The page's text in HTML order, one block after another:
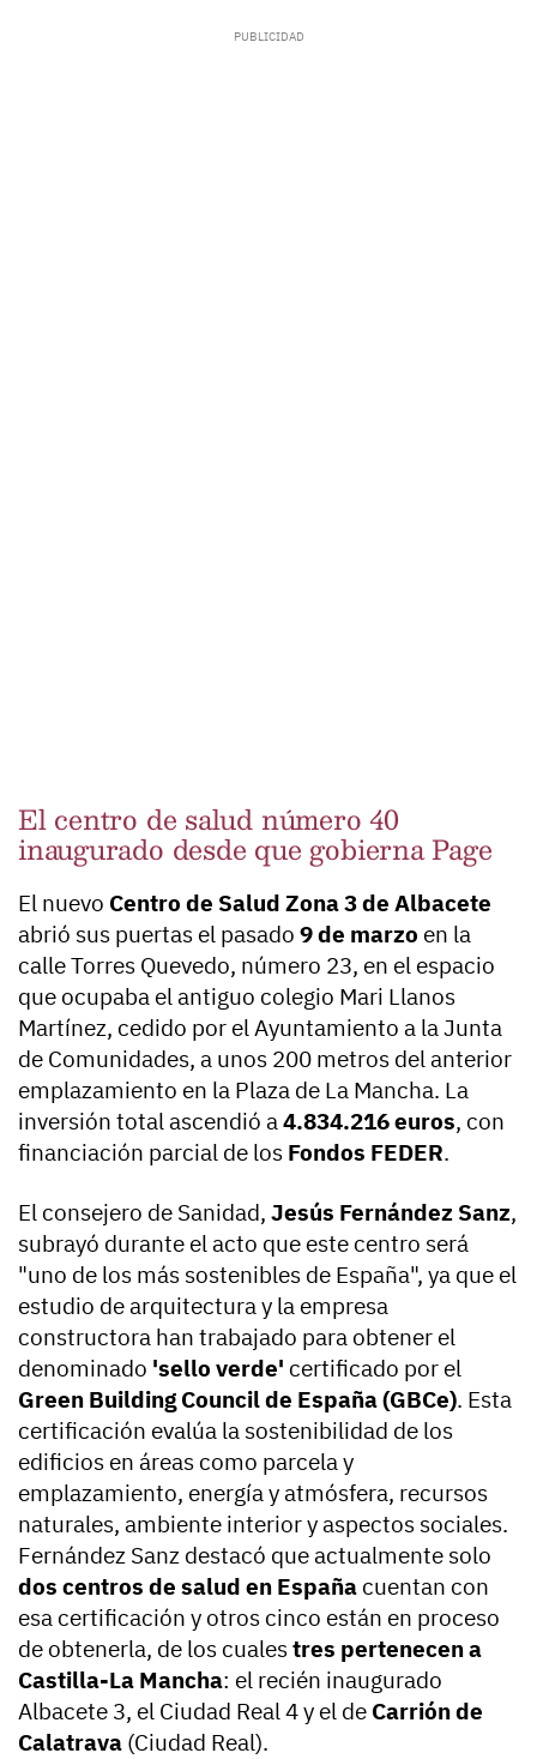
El centro de salud número 40
inaugurado desde que gobierna Page
El nuevo Centro de Salud Zona 3 de Albacete
abrió sus puertas el pasado 9 de marzo en la
calle Torres Quevedo, número 23, en el espacio
que ocupaba el antiguo colegio Mari Llanos
Martínez, cedido por el Ayuntamiento a la Junta
de Comunidades, a unos 200 metros del anterior
emplazamiento en la Plaza de La Mancha. La
inversión total ascendió a4.834.216 euros, con
financiación parcial de los Fondos FEDER.
El consejero de Sanidad, Jesús Fernández Sanz,
subrayó durante el acto que este centro será
"uno de los más sostenibles de España", ya que el
estudio de arquitectura y la empresa
constructora han trabajado para obtener el
denominado 'sello verde' certificado por el
Green Building Council de España (GBCe). Esta
certificación evalúa la sostenibilidad de los
edificios en áreas como parcela y
emplazamiento, energía y atmósfera, recursos
naturales, ambiente interior y aspectos sociales.
Fernández Sanz destacó que actualmente solo
dos centros de salud en España cuentan con
esa certificación y otros cinco están en proceso
de obtenerla, de los cualestres pertenecen a
Castilla-La Mancha: el recién inaugurado
Albacete 3, el Ciudad Real 4 y el de Carrión de
Calatrava (Ciudad Real).